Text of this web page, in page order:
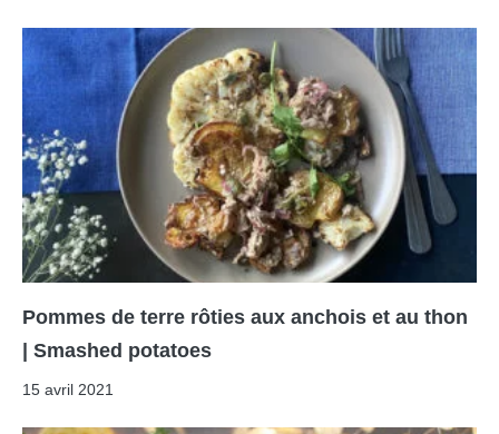
Pommes de terre rôties aux anchois et au thon
| Smashed potatoes
15 avril 2021